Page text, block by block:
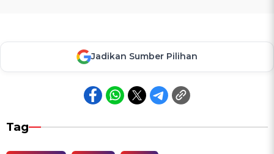
Jadikan Sumber Pilihan
Tag